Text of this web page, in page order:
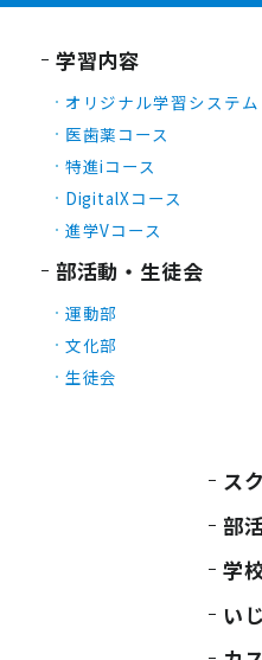
学習内容
オリジナル学習システム
医歯薬コース
特進iコース
DigitalXコース
進学Vコース
部活動・生徒会
運動部
文化部
生徒会
ス
部
学
い